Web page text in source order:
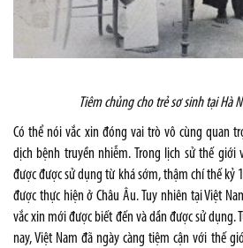
Tiêm chủng cho trẻ sơ sinh tại Hà
Có thể nói vắc xin đóng vai trò vô cùng quan
dịch bệnh truyền nhiễm. Trong lịch sử thế giới
được được sử dụng từ khá sớm, thậm chí thế kỷ
được thực hiện ở Châu Âu. Tuy nhiên tại Việt
vắc xin mới được biết đến và dần được sử dụng.
nay, Việt Nam đã ngày càng tiệm cận với thế